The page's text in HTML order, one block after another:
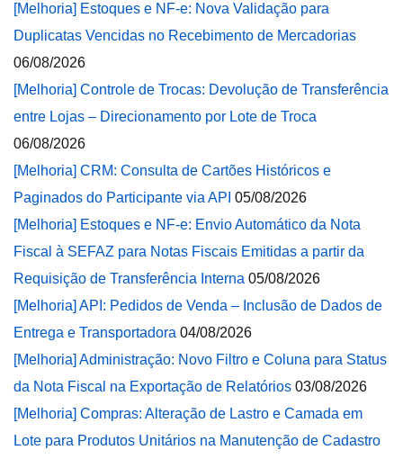
[Melhoria] Estoques e NF-e: Nova Validação para
Duplicatas Vencidas no Recebimento de Mercadorias
06/08/2026
[Melhoria] Controle de Trocas: Devolução de Transferência
entre Lojas – Direcionamento por Lote de Troca
06/08/2026
[Melhoria] CRM: Consulta de Cartões Históricos e
Paginados do Participante via API 05/08/2026
[Melhoria] Estoques e NF-e: Envio Automático da Nota
Fiscal à SEFAZ para Notas Fiscais Emitidas a partir da
Requisição de Transferência Interna 05/08/2026
[Melhoria] API: Pedidos de Venda – Inclusão de Dados de
Entrega e Transportadora 04/08/2026
[Melhoria] Administração: Novo Filtro e Coluna para Status
da Nota Fiscal na Exportação de Relatórios 03/08/2026
[Melhoria] Compras: Alteração de Lastro e Camada em
Lote para Produtos Unitários na Manutenção de Cadastro